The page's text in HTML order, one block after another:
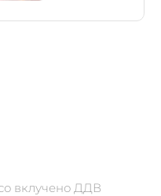
вклучено ДДВ